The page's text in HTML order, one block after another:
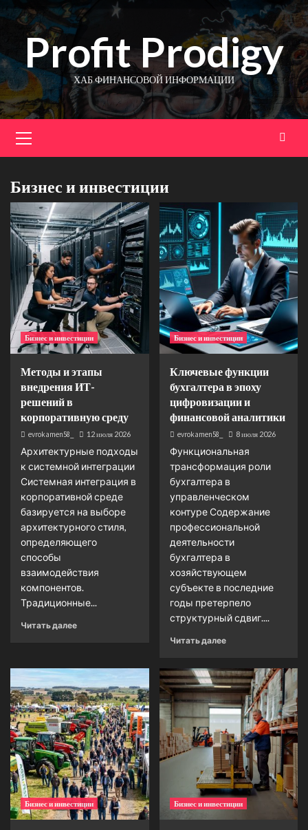
Перейти
содержимому
Profit Prodigy
ХАБ ФИНАНСОВОЙ ИНФОРМАЦИИ
меню
Бизнес и инвестиции
Бизнес и инвестиции
Методы и этапы
внедрения ИТ-
решений в
корпоративную среду
evrokamen58_ 12 июля 2026
Архитектурные подходы
к системной интеграции
Системная интеграция в
корпоративной среде
базируется на выборе
архитектурного стиля,
определяющего
способы
взаимодействия
компонентов.
Традиционные...
Читать далее
Бизнес и инвестиции
Ключевые функции
бухгалтера в эпоху
цифровизации и
финансовой аналитики
evrokamen58_ 8 июля 2026
Функциональная
трансформация роли
бухгалтера в
управленческом
контуре Содержание
профессиональной
деятельности
бухгалтера в
хозяйствующем
субъекте в последние
годы претерпело
структурный сдвиг....
Читать далее
Бизнес и инвестиции Бизнес и инвестиции